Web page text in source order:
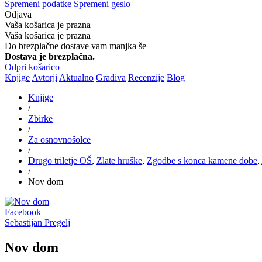
Spremeni podatke Spremeni geslo
Odjava
Vaša košarica je prazna
Vaša košarica je prazna
Do brezplačne dostave vam manjka še
Dostava je brezplačna.
Odpri košarico
Knjige Avtorji Aktualno Gradiva Recenzije Blog
Knjige
/
Zbirke
/
Za osnovnošolce
/
Drugo triletje OŠ, Zlate hruške, Zgodbe s konca kamene dobe,
/
Nov dom
Facebook
Sebastijan Pregelj
Nov dom